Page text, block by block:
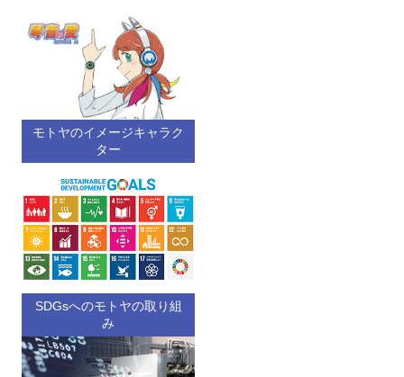
モトヤのイメージキャラク
ター
SDGsへのモトヤの取り組
み